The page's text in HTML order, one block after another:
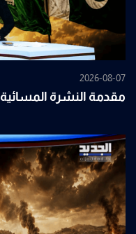
2026-08-07
مقدمة النشرة المسائية 07-08-2026